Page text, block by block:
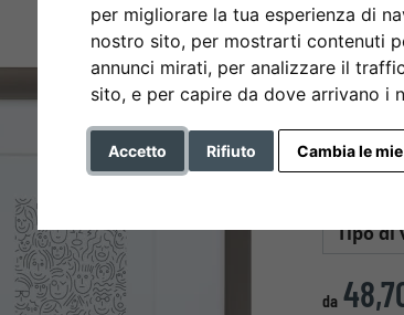
per migliorare la tua esperienza di
nostro sito, per mostrarti contenuti
annunci mirati, per analizzare il
sito, e per capire da dove arrivano i
Accetto Rifiuto Cambia le
Colore
Tipo di
da